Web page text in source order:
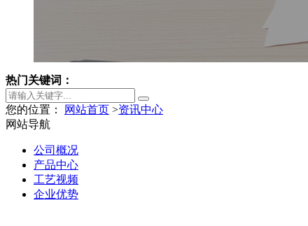
热门关键词：
您的位置： 网站首页 >资讯中心
网站导航
公司概况
产品中心
工艺视频
企业优势